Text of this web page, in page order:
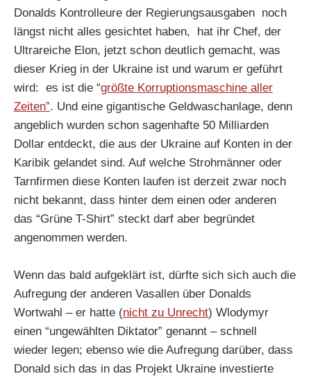
Donalds Kontrolleure der Regierungsausgaben noch
längst nicht alles gesichtet haben, hat ihr Chef, der
Ultrareiche Elon, jetzt schon deutlich gemacht, was
dieser Krieg in der Ukraine ist und warum er geführt
wird: es ist die “größte Korruptionsmaschine aller
Zeiten”. Und eine gigantische Geldwaschanlage, denn
angeblich wurden schon sagenhafte 50 Milliarden
Dollar entdeckt, die aus der Ukraine auf Konten in der
Karibik gelandet sind. Auf welche Strohmänner oder
Tarnfirmen diese Konten laufen ist derzeit zwar noch
nicht bekannt, dass hinter dem einen oder anderen
das “Grüne T-Shirt” steckt darf aber begründet
angenommen werden.
Wenn das bald aufgeklärt ist, dürfte sich sich auch die
Aufregung der anderen Vasallen über Donalds
Wortwahl – er hatte (nicht zu Unrecht) Wlodymyr
einen “ungewählten Diktator” genannt – schnell
wieder legen; ebenso wie die Aufregung darüber, dass
Donald sich das in das Projekt Ukraine investierte